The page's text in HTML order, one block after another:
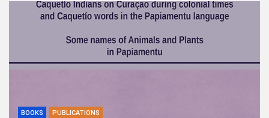
BOOKS PUBLICATIONS